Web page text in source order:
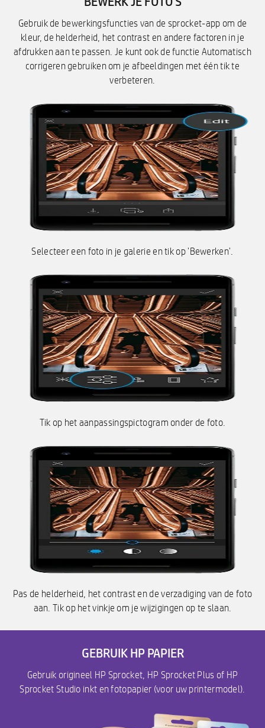
Gebruik de bewerkingsfuncties van de sprocket-app om de
kleur, de helderheid, het contrast en andere factoren in je
afdrukken aan te passen. Je kunt ook de functie Automatisch
corrigeren gebruiken om je afbeeldingen met één tik te
verbeteren.
Selecteer een foto in je galerie en tik op 'Bewerken'.
Tik op het aanpassingspictogram onder de foto.
Pas de helderheid, het contrast en de verzadiging van de foto
aan. Tik op het vinkje om je wijzigingen op te slaan.
GEBRUIK HP PAPIER
Gebruik origineel HP Sprocket, HP Sprocket Plus of HP
Sprocket Studio inkt en fotopapier (voor uw printermodel).